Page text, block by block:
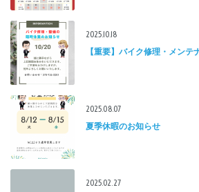
2025.10.18
【重要】バイク修理・メン
2025.08.07
夏季休暇のお知らせ
2025.02.27